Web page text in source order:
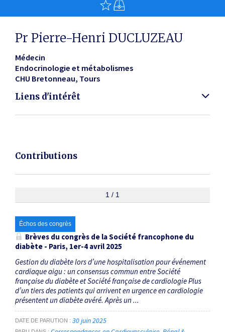
Pr Pierre-Henri DUCLUZEAU
Médecin
Endocrinologie et métabolismes
CHU Bretonneau Tours
Liens d'intérêt
Contributions
1 / 1
Échos des congrès
Brèves du congrès de la Société francophone du
diabète - Paris, 1er-4 avril 2025
Gestion du diabète lors d’une hospitalisation pour événement
cardiaque aigu : un consensus commun entre Société
française du diabète et Société française de cardiologie Plus
d’un tiers des patients qui arrivent en urgence en cardiologie
présentent un diabète avéré. Après un ...
DATE DE PARUTION 30 juin 2025